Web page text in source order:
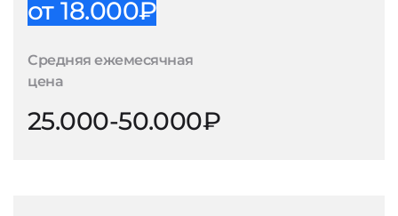
от 18.000₽
Средняя ежемесячная
цена
25.000-50.000₽